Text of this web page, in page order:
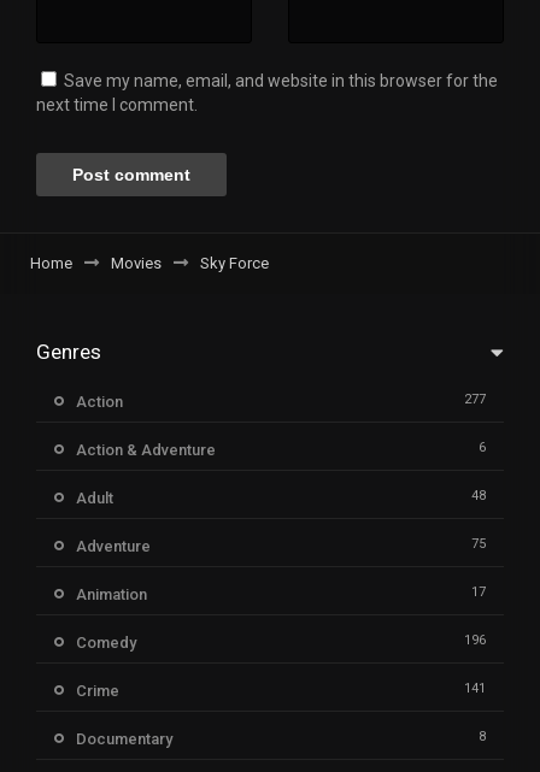
Save my name, email, and website in this browser for the
next time I comment.
Home Movies Sky Force
Genres
Action 277
Action & Adventure 6
Adult 48
Adventure 75
Animation 17
Comedy 196
Crime 141
Documentary 8